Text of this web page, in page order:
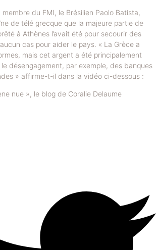
membre du FMI, le Brésilien Paolo Batista,
de télé grecque que la majeure partie de
à Athènes l’avait été pour secourir des
cas pour aider le pays. « La Grèce a
mais cet argent a été principalement
désengagement, par exemple, des banques
» affirme-t-il dans la vidéo ci-dessous :
nue », le blog de Coralie Delaume